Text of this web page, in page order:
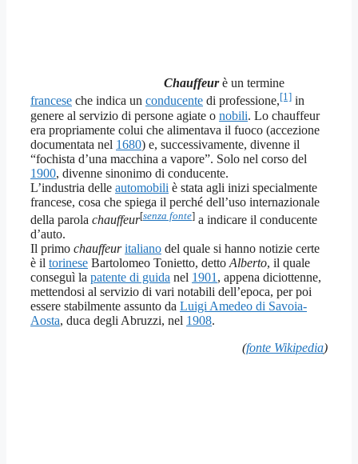
Chauffeurè un termine
francese che indica un conducente di professione,[1] in
genere al servizio di persone agiate o nobili. Lo chauffeur
era propriamente colui che alimentava il fuoco (accezione
documentata nel 1680) e, successivamente, divenne il
“fochista d’una macchina a vapore”. Solo nel corso del
1900, divenne sinonimo di conducente.
L’industria delle automobili è stata agli inizi specialmente
francese, cosa che spiega il perché dell’uso internazionale
della parola chauffeur[senza fonte] a indicare il conducente
d’auto.
Il primo chauffeur italiano del quale si hanno notizie certe
è il torinese Bartolomeo Tonietto, detto Alberto, il quale
conseguì la patente di guida nel 1901 , appena diciottenne,
mettendosi al servizio di vari notabili dell’epoca, per poi
essere stabilmente assunto da Luigi Amedeo di Savoia-
Aosta, duca degli Abruzzi, nel 1908.
(fonte Wikipedia)